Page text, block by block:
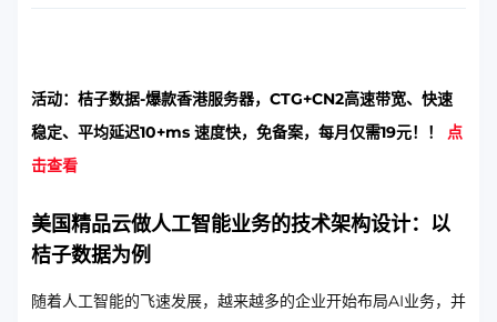
活动：桔子数据-爆款香港服务器，CTG+CN2高速带宽、快速
稳定、平均延迟10+ms 速度快，免备案，每月仅需19元！！ 点
击查看
美国精品云做人工智能业务的技术架构设计：以
桔子数据为例
随着人工智能的飞速发展，越来越多的企业开始布局AI业务，并